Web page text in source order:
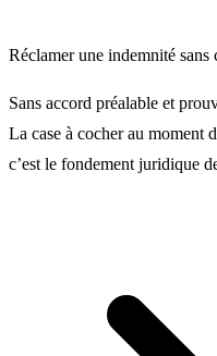
Réclamer une indemnité sans
Sans accord préalable et
La case à cocher au moment
c’est le fondement juridique